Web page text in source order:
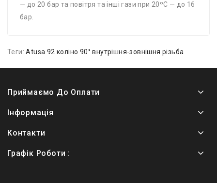
— до 20 бар та повітря та інші гази при 20ºС — до 16
бар.
Теги:Atusa 92 коліно 90° внутрішня-зовнішня різьба
Приймаємо До Оплати
Інформація
Контакти
Графік Роботи :